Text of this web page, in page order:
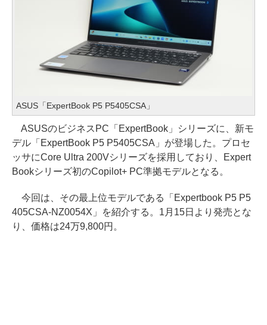
ASUS「ExpertBook P5 P5405CSA」
ASUSのビジネスPC「ExpertBook」シリーズに、新モ
デル「ExpertBook P5 P5405CSA」が登場した。プロセ
ッサにCore Ultra 200Vシリーズを採用しており、Expert
Bookシリーズ初のCopilot+ PC準拠モデルとなる。
今回は、その最上位モデルである「Expertbook P5 P5
405CSA-NZ0054X」を紹介する。1月15日より発売とな
り、価格は24万9,800円。